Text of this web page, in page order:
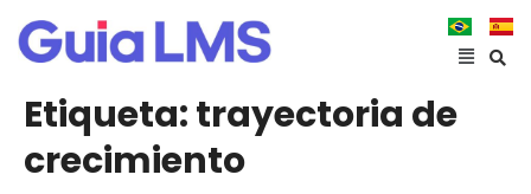
Etiqueta:trayectoria de
crecimiento